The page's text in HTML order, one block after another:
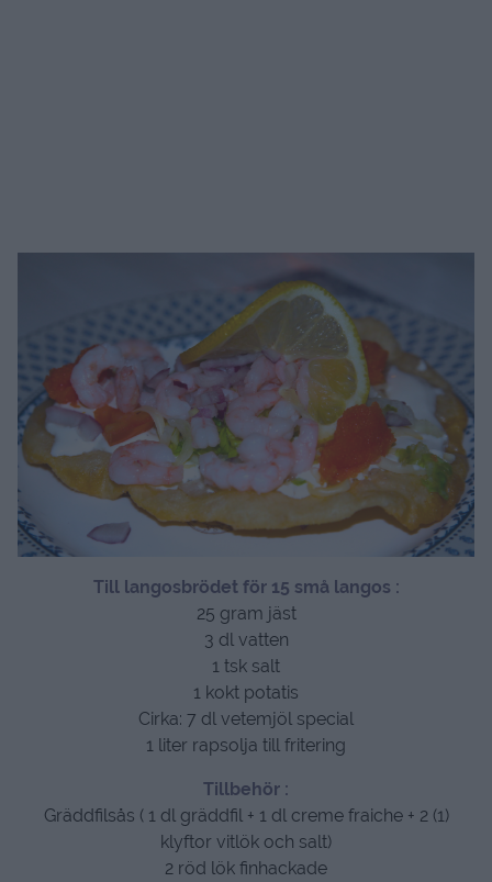
Till langosbrödet för 15 små langos :
25 gram jäst
3 dl vatten
1 tsk salt
1 kokt potatis
Cirka: 7 dl vetemjöl special
1 liter rapsolja till fritering
Tillbehör :
Gräddfilsås ( 1 dl gräddfil + 1 dl creme fraiche + 2 (1)
klyftor vitlök och salt)
2 röd lök finhackade